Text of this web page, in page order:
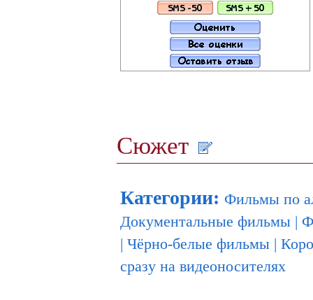
Сюжет
Категории: Фильмы по
Документальные фильмы |
| Чёрно-белые фильмы |
сразу на видеоносителях